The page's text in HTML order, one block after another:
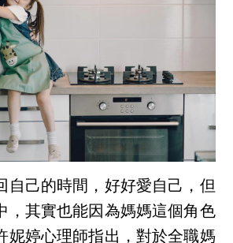
自己的時間，好好愛自己，但
，其實也能因為媽媽這個角色
妮婷心理師指出，對於全職媽